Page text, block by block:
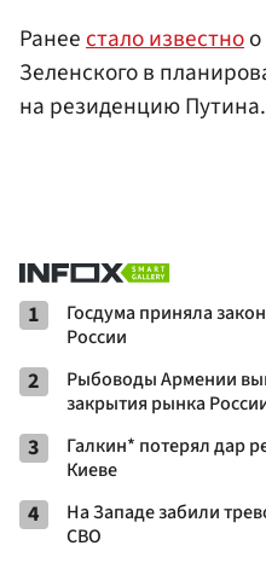
Ранеестало известно
Зеленского в
на резиденцию Путина.
1
Госдума приняла
России
2
Рыбоводы Армении
закрытия рынка
3
Галкин* потерял дар
Киеве
4
На Западе забили
СВО